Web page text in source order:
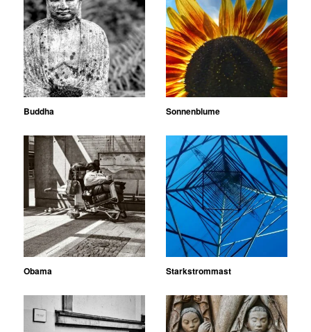
Buddha Sonnenblume
Obama Starkstrommast